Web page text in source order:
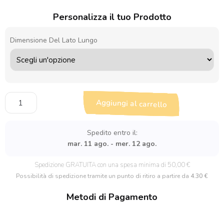
Personalizza il tuo Prodotto
Dimensione Del Lato Lungo
Sagoma
in
Aggiungi al carrello
Spedito entro il:
mar. 11 ago. - mer. 12 ago.
Spedizione GRATUITA con una spesa minima di 50,00 €
Possibilità di spedizione tramite un punto di ritiro a partire da 4.30 €
Metodi di Pagamento